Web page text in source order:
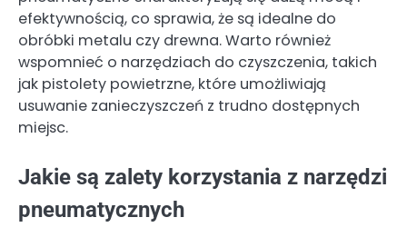
efektywnością, co sprawia, że są idealne do
obróbki metalu czy drewna. Warto również
wspomnieć o narzędziach do czyszczenia, takich
jak pistolety powietrzne, które umożliwiają
usuwanie zanieczyszczeń z trudno dostępnych
miejsc.
Jakie są zalety korzystania z narzędzi
pneumatycznych